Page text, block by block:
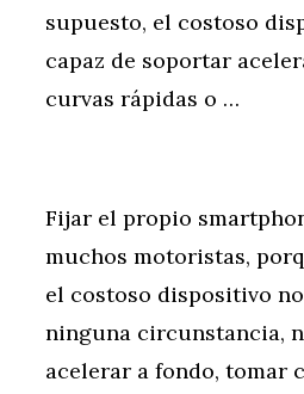
supuesto, el costoso
capaz de soportar
curvas rápidas o …
Fijar el propio
muchos motoristas,
el costoso dispositivo
ninguna circunstancia,
acelerar a fondo, tomar